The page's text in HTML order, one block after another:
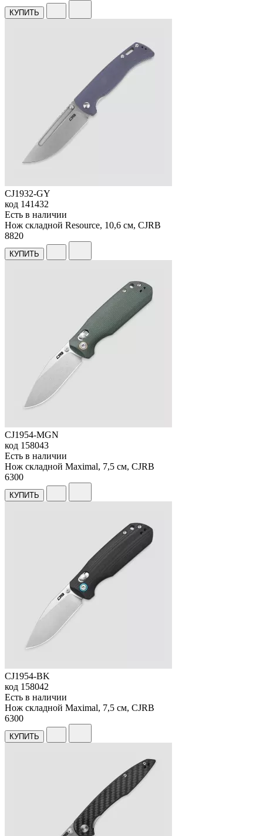
КУПИТЬ
CJ1932-GY
код 141432
Есть в наличии
Нож складной Resource, 10,6 см, CJRB
8820
КУПИТЬ
CJ1954-MGN
код 158043
Есть в наличии
Нож складной Maximal, 7,5 см, CJRB
6300
КУПИТЬ
CJ1954-BK
код 158042
Есть в наличии
Нож складной Maximal, 7,5 см, CJRB
6300
КУПИТЬ